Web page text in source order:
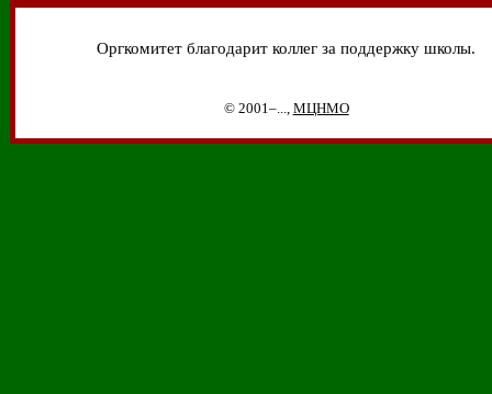
Оргкомитет благодарит коллег за поддержку школы.
© 2001–..., МЦНМО